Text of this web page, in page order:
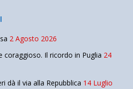
2 Agosto 2026
coraggioso. Il ricordo in Puglia 24
dà il via alla Repubblica 14 Luglio